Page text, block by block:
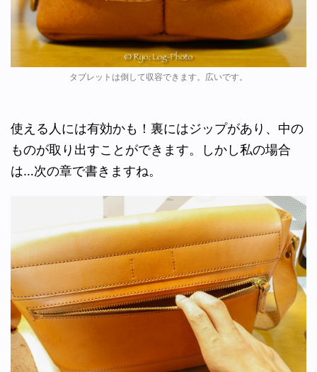
タブレットは倒して収容できます。広いです。
使える人には有効かも！裏にはジップがあり、中の
ものが取り出すことができます。しかし私の場合
は…次の章で書きますね。